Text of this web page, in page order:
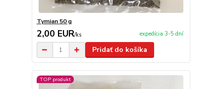
Tymian 50 g
2,00 EUR/ks expedícia 3-5 dní
Pridať do košíka
TOP produkt